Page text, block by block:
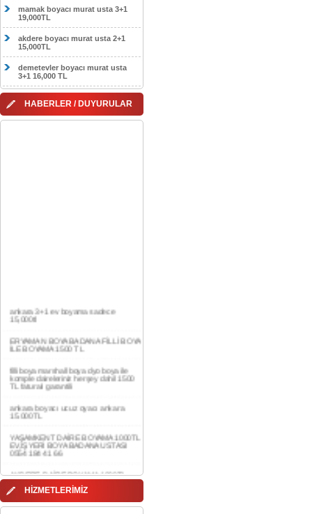
mamak boyacı murat usta 3+1
19,000TL
akdere boyacı murat usta 2+1
15,000TL
demetevler boyacı murat usta
3+1 16,000 TL
HABERLER / DUYURULAR
ERYAMAN BOYA BADANA FİLLİ BOYA
İLE BOYAMA 1500 TL
filli boya marshall boya dyo boya ile
komple daireleriniz herşey dahil 1500
ankara boyacı ucuz oyacı ankara
15.000TL
YAŞAMKENT DAİRE BOYAMA 1000TL
EV,İŞYERİ BOYA BADANA USTASI
AKDERE DAİRE BOYAMA 1000TL
EV,İŞYERİ BOYA BADANA USTASI
CEBECİ DAİRE BOYAMA 1000TL
EV,İŞYERİ BOYA BADANA USTASI
0554 184 41 66
HİZMETLERİMİZ